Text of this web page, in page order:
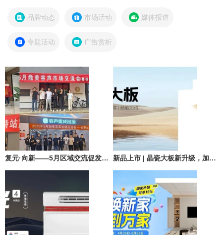
品牌动态 市场活动 媒体报道
专题活动 广告赏析
复元·向新——5月区域交流促发展，战略共频向前进！ 新品上市 | 晶瓷大板新升级，加宽加厚加倍美